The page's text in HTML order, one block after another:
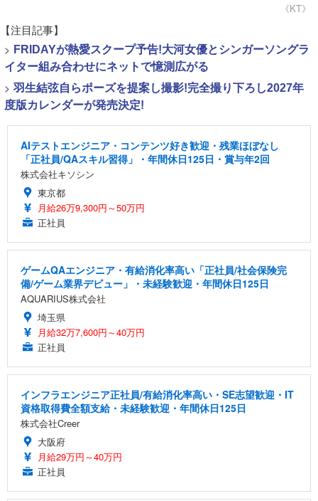
《KT》
【注目記事】
> FRIDAYが熱愛スクープ予告!大河女優とシンガーソングラ
イター組み合わせにネットで憶測広がる
> 羽生結弦自らポーズを提案し撮影!完全撮り下ろし2027年
度版カレンダーが発売決定!
AIテストエンジニア・コンテンツ好き歓迎・残業ほぼなし
「正社員/QAスキル習得」・年間休日125日・賞与年2回
株式会社キソシン
東京都
月給26万9,300円～50万円
正社員
ゲームQAエンジニア・有給消化率高い「正社員/社会保険完
備/ゲーム業界デビュー」・未経験歓迎・年間休日125日
AQUARIUS株式会社
埼玉県
月給32万7,600円～40万円
正社員
インフラエンジニア正社員/有給消化率高い・SE志望歓迎・IT
資格取得費全額支給・未経験歓迎・年間休日125日
株式会社Creer
大阪府
月給29万円～40万円
正社員